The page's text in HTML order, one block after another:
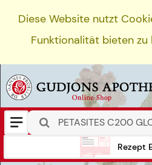
Diese Website nutzt
Funktionalität bieten zu
Rezept